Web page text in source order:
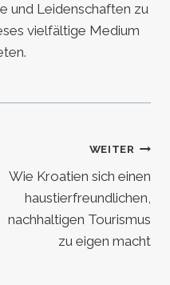
und Leidenschaften zu
vielfältige Medium
WEITER
Wie Kroatien sich einen
haustierfreundlichen,
nachhaltigen Tourismus
zu eigen macht